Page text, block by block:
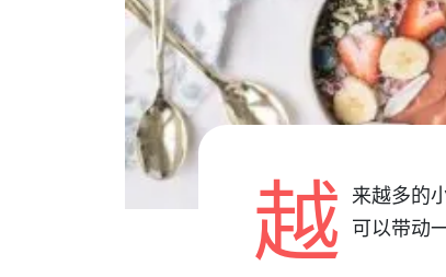
越
来越多的
可以带动